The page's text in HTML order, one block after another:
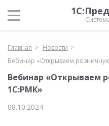
Главная
Новости
Вебинар «Открываем
Вебинар «Открываем
1С:РМК»
08.10.2024